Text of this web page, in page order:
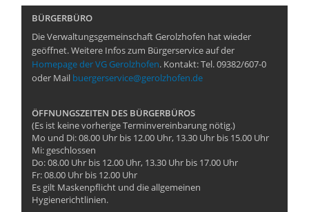
BÜRGERBÜRO
Die Verwaltungsgemeinschaft Gerolzhofen hat wieder
geöffnet. Weitere Infos zum Bürgerservice auf der
Homepage der VG Gerolzhofen. Kontakt: Tel. 09382/607-0
oder Mail buergerservice@gerolzhofen.de
ÖFFNUNGSZEITEN DES BÜRGERBÜROS
(Es ist keine vorherige Terminvereinbarung nötig.)
Mo und Di: 08.00 Uhr bis 12.00 Uhr, 13.30 Uhr bis 15.00 Uhr
Mi: geschlossen
Do: 08.00 Uhr bis 12.00 Uhr, 13.30 Uhr bis 17.00 Uhr
Fr: 08.00 Uhr bis 12.00 Uhr
Es gilt Maskenpflicht und die allgemeinen
Hygienerichtlinien.